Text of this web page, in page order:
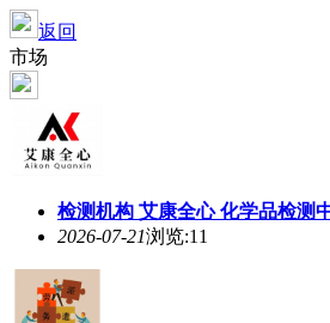
返回
市场
检测机构 艾康全心 化学品检测
2026-07-21浏览:11